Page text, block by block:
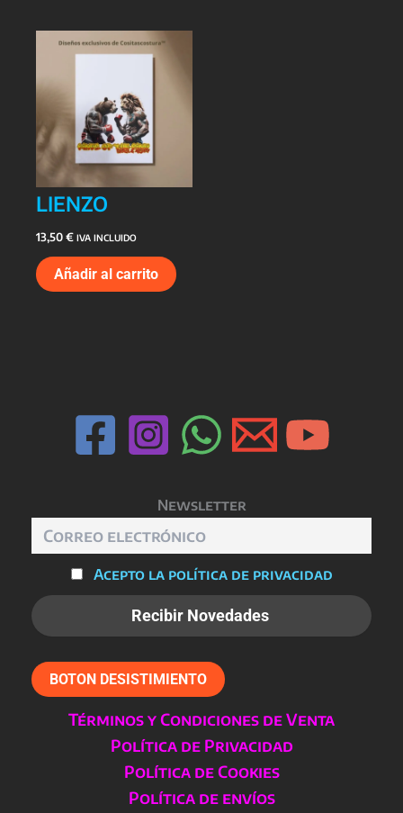
LIENZO
13,50€ IVA INCLUIDO
Añadir al carrito
Newsletter
Acepto la política de privacidad
BOTON DESISTIMIENTO
Términos y Condiciones de Venta
Política de Privacidad
Política de Cookies
Política de envíos